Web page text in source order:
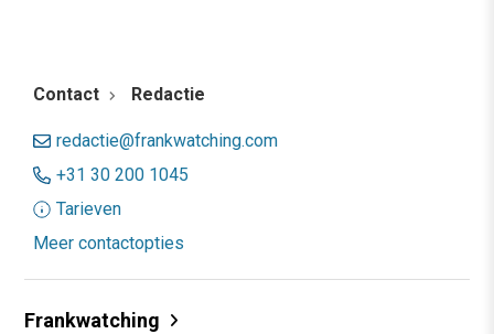
Contact Redactie
redactie@frankwatching.com
+31 30 200 1045
Tarieven
Meer contactopties
Frankwatching